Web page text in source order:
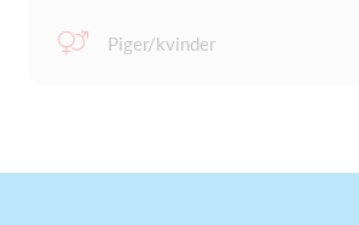
Piger/kvinder